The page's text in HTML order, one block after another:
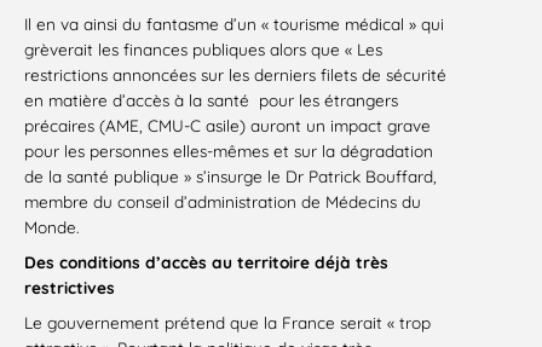
Il en va ainsi du fantasme d’un « tourisme médical » qui
grèverait les finances publiques alors que « Les
restrictions annoncées sur les derniers filets de sécurité
en matière d’accès à la santé pour les étrangers
précaires (AME, CMU-C asile) auront un impact grave
pour les personnes elles-mêmes et sur la dégradation
de la santé publique » s’insurge le Dr Patrick Bouffard,
membre du conseil d’administration de Médecins du
Monde.
Des conditions d’accès au territoire déjà très
restrictives
Le gouvernement prétend que la France serait « trop